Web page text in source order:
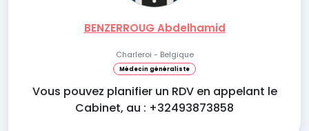
BENZERROUG Abdelhamid
Charleroi - Belgique
Médecin généraliste
Vous pouvez planifier un RDV en appelant le
Cabinet, au : +32493873858